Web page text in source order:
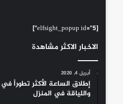
[elfsight_popup id="5"]
الاخبار الاكثر مشاهدة
أبريل 4, 2020
إطلاق الساعة الأكثر تطوراً
واللياقة في المنزل